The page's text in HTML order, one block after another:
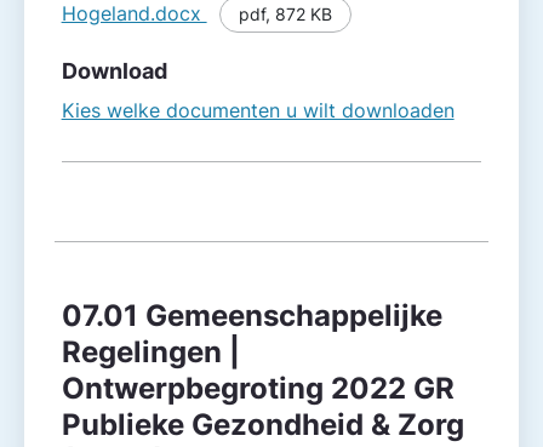
Hogeland.docx pdf, 872 KB
Download
Kies welke documenten u wilt downloaden
07.01 Gemeenschappelijke
Regelingen |
Ontwerpbegroting 2022 GR
Publieke Gezondheid & Zorg